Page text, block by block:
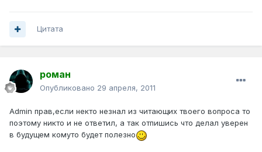
Цитата
роман
Опубликовано 29 апреля, 2011
Admin прав,если некто незнал из читающих твоего вопроса то
поэтому никто и не ответил, а так отпишись что делал уверен
в будущем комуто будет полезно